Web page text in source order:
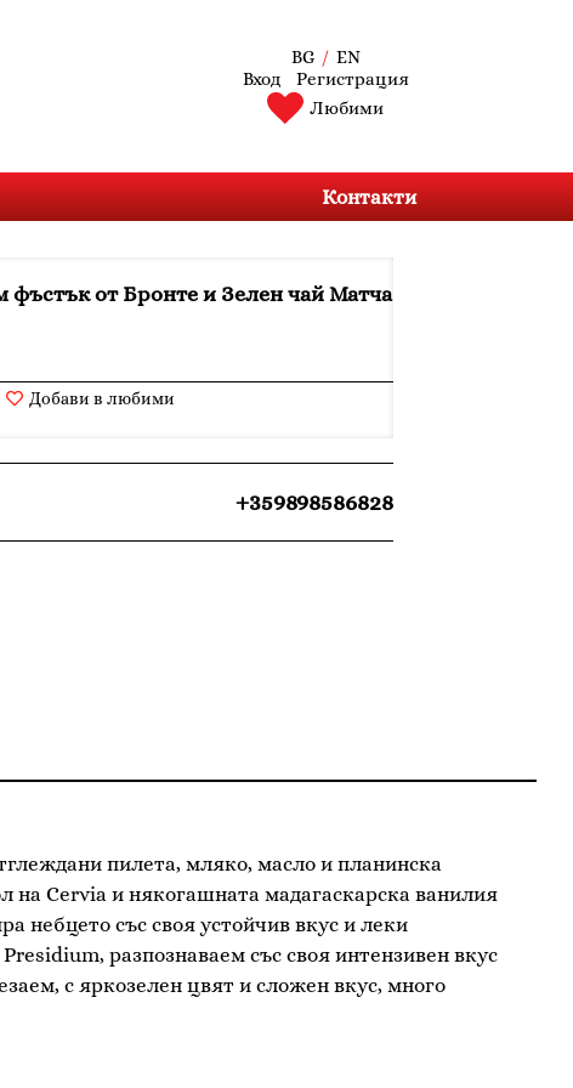
BG/ EN
Вход
Регистрация
Любими
Контакти
фъстък от Бронте и Зелен чай Матча
Добави в любими
+359898586828
пилета, мляко, масло и планинска
на Cervia и някогашната мадагаскарска ванилия
небцето със своя устойчив вкус и леки
разпознаваем със своя интензивен вкус
с яркозелен цвят и сложен вкус, много